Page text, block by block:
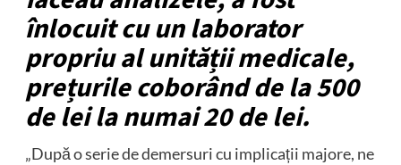
înlocuit cu un laborator
propriu al unității medicale,
prețurile coborând de la 500
de lei la numai 20 de lei.
„După o serie de demersuri cu implicații majore, ne